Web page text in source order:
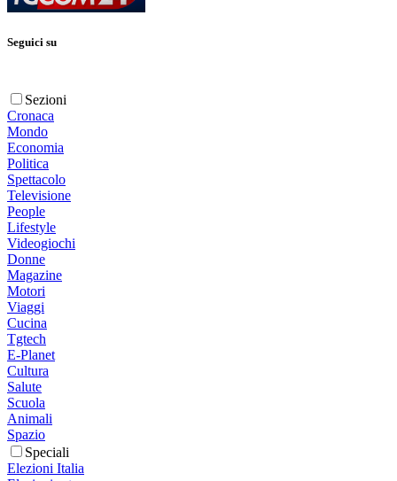
Seguici su
Sezioni
Cronaca
Mondo
Economia
Politica
Spettacolo
Televisione
People
Lifestyle
Videogiochi
Donne
Magazine
Motori
Viaggi
Cucina
Tgtech
E-Planet
Cultura
Salute
Scuola
Animali
Spazio
Speciali
Elezioni Italia